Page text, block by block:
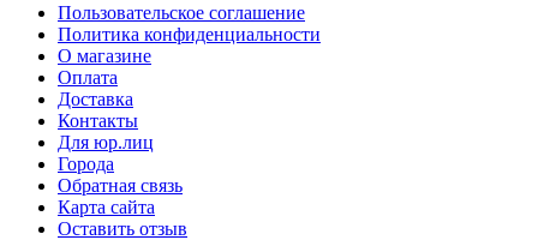
Пользовательское соглашение
Политика конфиденциальности
О магазине
Оплата
Доставка
Контакты
Для юр.лиц
Города
Обратная связь
Карта сайта
Оставить отзыв